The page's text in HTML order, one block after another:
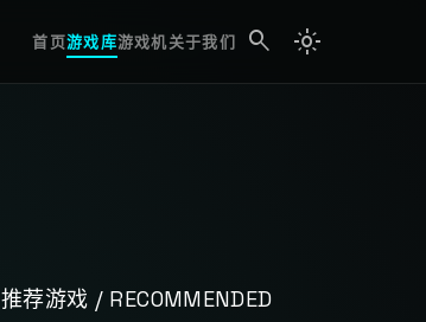
首页游戏库游戏机关于我们 search light_mode
推荐游戏 / RECOMMENDED